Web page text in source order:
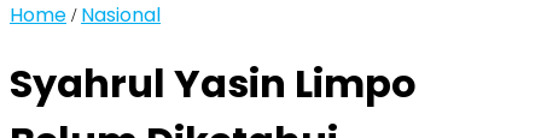
Home / Nasional
Syahrul Yasin Limpo